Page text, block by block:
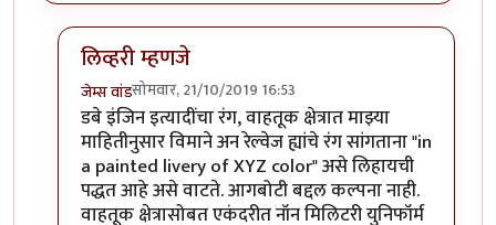
लिव्हरी म्हणजे
जेम्स वांडसोमवार, 21/10/2019 16:53
In reply toछान !byहेमंतकुमार
डबे इंजिन इत्यादींचा रंग, वाहतूक क्षेत्रात माझ्या
माहितीनुसार विमाने अन रेल्वेज ह्यांचे रंग सांगताना "in
a painted livery of XYZ color" असे लिहायची
पद्धत आहे असे वाटते. आगबोटी बद्दल कल्पना नाही.
वाहतूक क्षेत्रासोबत एकंदरीत नॉन मिलिटरी युनिफॉर्म